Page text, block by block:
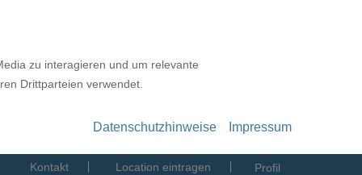
zu interagieren und um relevante
Drittparteien verwendet.
Datenschutzhinweise Impressum
Kontakt Location eintragen Profil